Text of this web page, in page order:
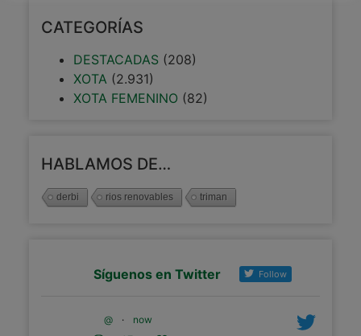
CATEGORÍAS
DESTACADAS (208)
XOTA (2.931)
XOTA FEMENINO (82)
HABLAMOS DE…
derbi rios renovables triman
Síguenos en Twitter Follow
@ ·
now